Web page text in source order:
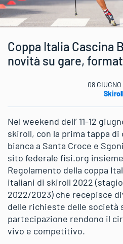
Coppa Italia Cascina
novità su gare,
08
Skiroll
Nel weekend dell’ 11-12
skiroll, con la prima tappa di
bianca a Santa Croce e
sito federale fisi.org
Regolamento della coppa
italiani di skiroll 2022
2022/2023) che recepisce
delle richieste delle società
partecipazione rendono il
vivo e competitivo.